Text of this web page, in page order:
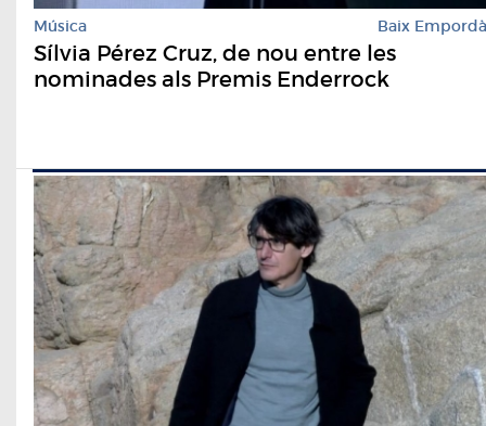
Música Baix Empordà
Sílvia Pérez Cruz, de nou entre les
nominades als Premis Enderrock